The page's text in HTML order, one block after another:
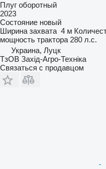
Плуг оборотный
2023
Состояние новый
Ширина захвата 4 м
мощность трактора 280 л.с.
Украина, Луцк
ТзОВ Захід-Агро-Техніка
Связаться с продавцом